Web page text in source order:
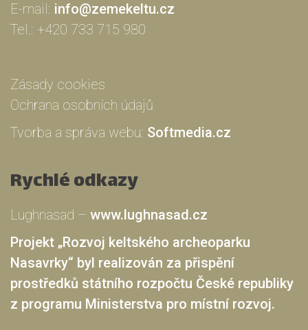
E-mail: info@zemekeltu.cz
Tel.: +420 733 715 980
Zásady cookies
Ochrana osobních údajů
Tvorba a správa webu: Softmedia.cz
Rychlé odkazy
Lughnasad – www.lughnasad.cz
Projekt „Rozvoj keltského archeoparku
Nasavrky“ byl realizován za přispění
prostředků státního rozpočtu České republiky
z programu Ministerstva pro místní rozvoj.